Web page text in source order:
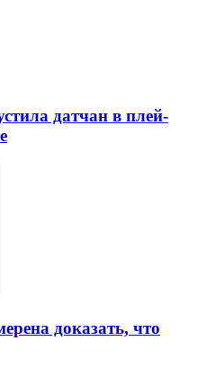
датчан в плей-
доказать, что